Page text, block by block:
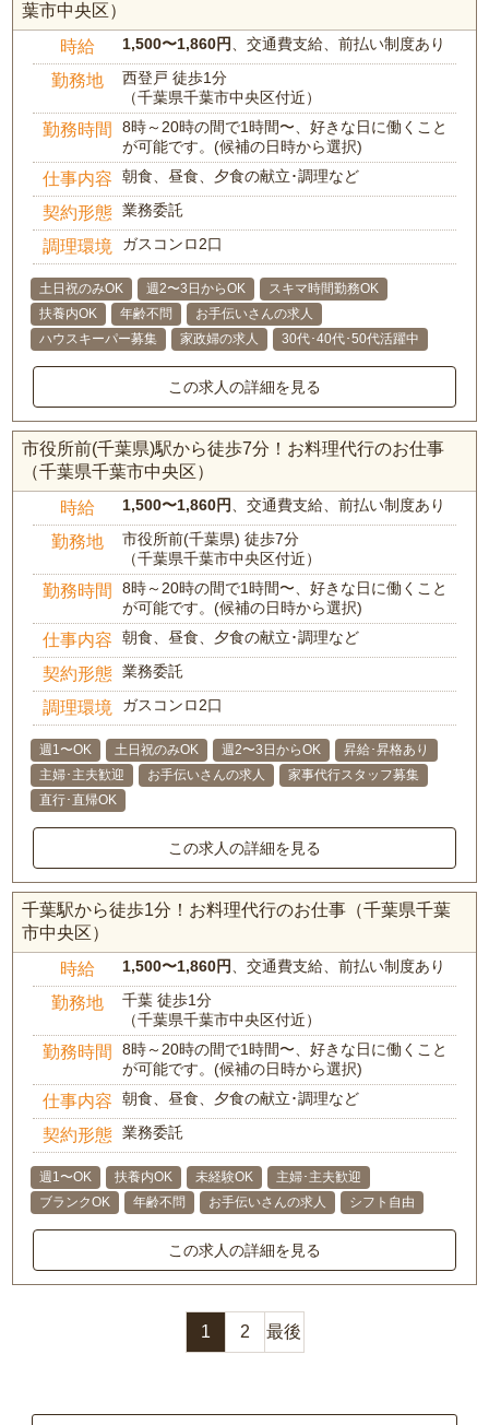
葉市中央区）
時給 1,500〜1,860円 、交通費支給、前払い制度あり
勤務地
西登戸 徒歩1分
（千葉県千葉市中央区付近）
勤務時間
8時～20時の間で1時間〜、好きな日に働くこと
が可能です。(候補の日時から選択)
仕事内容 朝食、昼食、夕食の献立･調理など
契約形態 業務委託
調理環境 ガスコンロ2口
土日祝のみOK 週2〜3日からOK
スキマ時間勤務OK
扶養内OK
年齢不問
お手伝いさんの求人
ハウスキーパー募集
家政婦の求人 30代･40代･50代活躍中
この求人の詳細を見る
市役所前(千葉県)駅から徒歩7分！お料理代行のお仕事
（千葉県千葉市中央区）
時給 1,500〜1,860円 、交通費支給、前払い制度あり
勤務地
市役所前(千葉県) 徒歩7分
（千葉県千葉市中央区付近）
勤務時間
8時～20時の間で1時間〜、好きな日に働くこと
が可能です。(候補の日時から選択)
仕事内容 朝食、昼食、夕食の献立･調理など
契約形態 業務委託
調理環境 ガスコンロ2口
週1〜OK 土日祝のみOK 週2〜3日からOK
昇給･昇格あり
主婦･主夫歓迎
お手伝いさんの求人
家事代行スタッフ募集
直行･直帰OK
この求人の詳細を見る
千葉駅から徒歩1分！お料理代行のお仕事（千葉県千葉
市中央区）
時給 1,500〜1,860円 、交通費支給、前払い制度あり
勤務地
千葉 徒歩1分
（千葉県千葉市中央区付近）
勤務時間
8時～20時の間で1時間〜、好きな日に働くこと
が可能です。(候補の日時から選択)
仕事内容 朝食、昼食、夕食の献立･調理など
契約形態 業務委託
週1〜OK 扶養内OK 未経験OK
主婦･主夫歓迎
ブランクOK
年齢不問 お手伝いさんの求人 シフト自由
この求人の詳細を見る
1 2 最後